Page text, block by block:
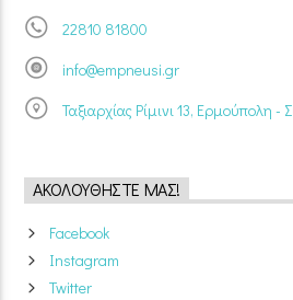
22810 81800
info@empneusi.gr
Ταξιαρχίας Ρίμινι 13, Ερμούπολη -
ΑΚΟΛΟΥΘΉΣΤΕ ΜΑΣ!
Facebook
Instagram
Twitter